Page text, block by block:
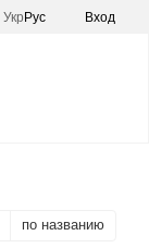
Укр Рус Вход
по названию